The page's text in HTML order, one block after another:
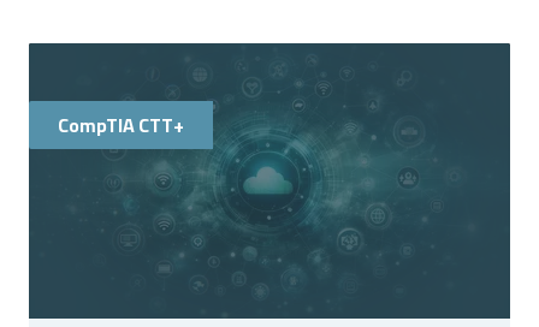
CompTIA CTT+